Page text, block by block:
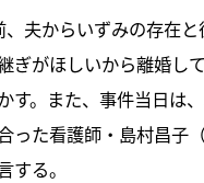
夫からいずみの存在
ぎがほしいから離婚し
す。また、事件当日は
った看護師・島村昌子
する。